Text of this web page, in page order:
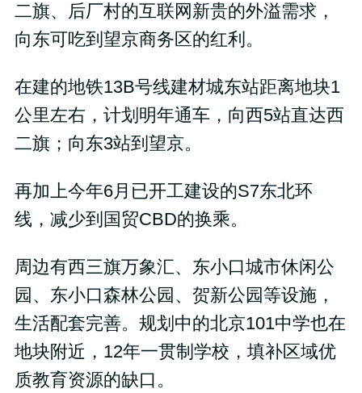
二旗、后厂村的互联网新贵的外溢需求，
向东可吃到望京商务区的红利。
在建的地铁13B号线建材城东站距离地块1
公里左右，计划明年通车，向西5站直达西
二旗；向东3站到望京。
再加上今年6月已开工建设的S7东北环
线，减少到国贸CBD的换乘。
周边有西三旗万象汇、东小口城市休闲公
园、东小口森林公园、贺新公园等设施，
生活配套完善。规划中的北京101中学也在
地块附近，12年一贯制学校，填补区域优
质教育资源的缺口。